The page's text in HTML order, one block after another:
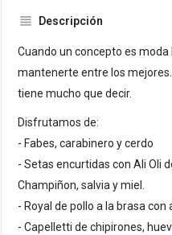
Descripción
Cuando un concepto es
mantenerte entre los
tiene mucho que decir.
Disfrutamos de:
- Fabes, carabinero y cerdo
- Setas encurtidas con Ali Oli
Champiñon, salvia y miel.
- Royal de pollo a la brasa
- Capelletti de chipirones,